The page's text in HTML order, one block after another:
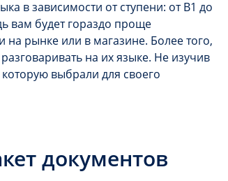
в зависимости от ступени: от В1 до
вам будет гораздо проще
на рынке или в магазине. Более того,
на их языке. Не изучив
выбрали для своего
документов